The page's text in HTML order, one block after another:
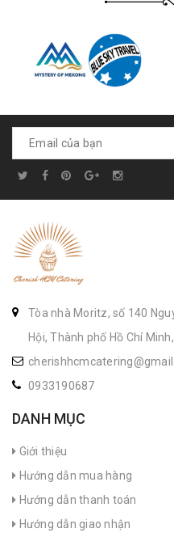
Tòa nhà Moritz, số 140
Hội, Thành phố Hồ Chí
0933190687
DANH MỤC
Giới thiệu
Hướng dẫn mua hàng
Hướng dẫn thanh toán
Hướng dẫn giao nhận